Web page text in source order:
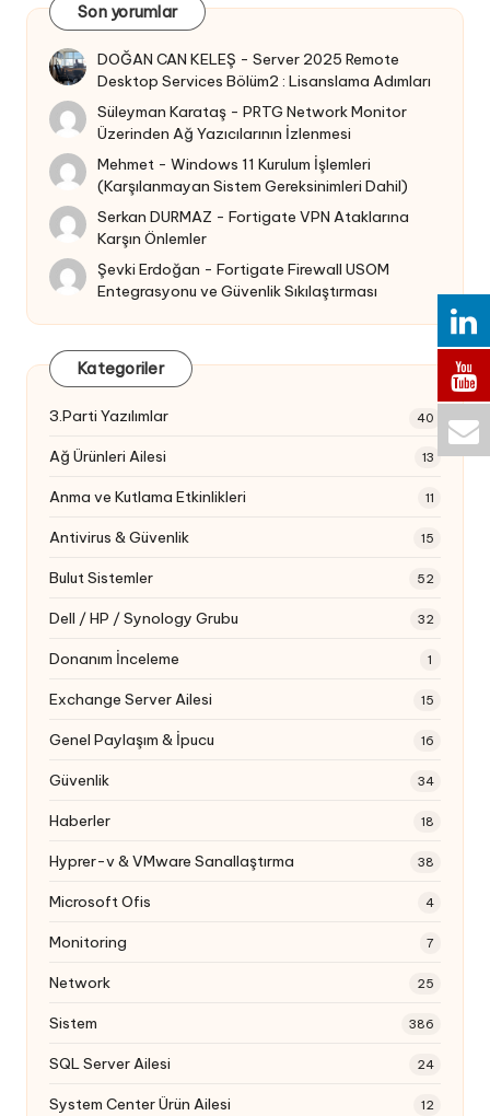
Son yorumlar
DOĞAN CAN KELEŞ -Server 2025 Remote
Desktop Services Bölüm2 : Lisanslama Adımları
Süleyman Karataş -PRTG Network Monitor
Üzerinden Ağ Yazıcılarının İzlenmesi
Mehmet -Windows 11 Kurulum İşlemleri
(Karşılanmayan Sistem Gereksinimleri Dahil)
Serkan DURMAZ -Fortigate VPN Ataklarına
Karşın Önlemler
Şevki Erdoğan -Fortigate Firewall USOM
Entegrasyonu ve Güvenlik Sıkılaştırması
Kategoriler
3.Parti Yazılımlar 40
Ağ Ürünleri Ailesi 13
Anma ve Kutlama Etkinlikleri 11
Antivirus & Güvenlik 15
Bulut Sistemler 52
Dell / HP / Synology Grubu 32
Donanım İnceleme 1
Exchange Server Ailesi 15
Genel Paylaşım & İpucu 16
Güvenlik 34
Haberler 18
Hyprer-v & VMware Sanallaştırma 38
Microsoft Ofis 4
Monitoring 7
Network 25
Sistem 386
SQL Server Ailesi 24
System Center Ürün Ailesi 12